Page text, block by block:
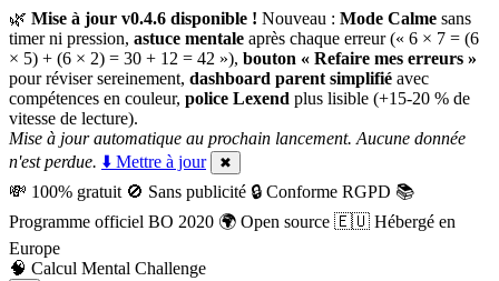
🌿 Mise à jour v0.4.6 disponible ! Nouveau : Mode Calme sans
timer ni pression, astuce mentale après chaque erreur (« 6 × 7 = (6
× 5) + (6 × 2) = 30 + 12 = 42 »), bouton « Refaire mes erreurs »
pour réviser sereinement, dashboard parent simplifié avec
compétences en couleur, police Lexend plus lisible (+15-20 % de
vitesse de lecture).
Mise à jour automatique au prochain lancement. Aucune donnée
n'est perdue. ⬇️ Mettre à jour ✖
💸 100% gratuit 🚫 Sans publicité 🔒 Conforme RGPD 📚
Programme officiel BO 2020 🌍 Open source 🇪🇺 Hébergé en
Europe
🧠 Calcul Mental Challenge